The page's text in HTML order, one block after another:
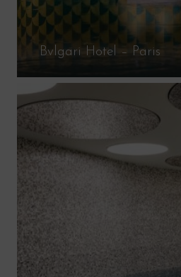
Bvlgari Hotel – Paris